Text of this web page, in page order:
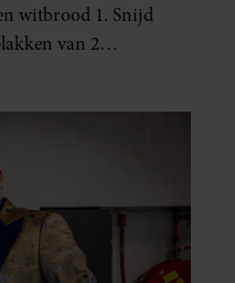
witbrood 1. Snijd
van 2